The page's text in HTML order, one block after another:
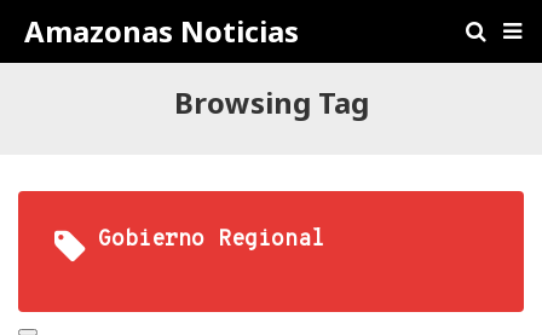
Amazonas Noticias
Browsing Tag
Gobierno Regional